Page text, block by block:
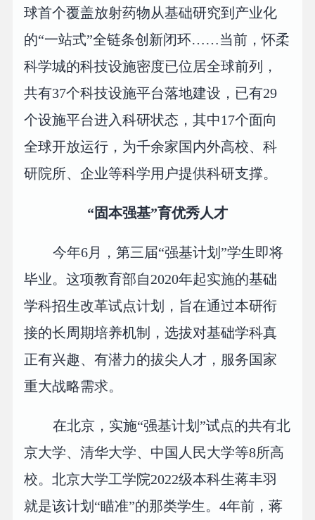
球首个覆盖放射药物从基础研究到产业化
的“一站式”全链条创新闭环……当前，怀柔
科学城的科技设施密度已位居全球前列，
共有37个科技设施平台落地建设，已有29
个设施平台进入科研状态，其中17个面向
全球开放运行，为千余家国内外高校、科
研院所、企业等科学用户提供科研支撑。
“固本强基”育优秀人才
今年6月，第三届“强基计划”学生即将
毕业。这项教育部自2020年起实施的基础
学科招生改革试点计划，旨在通过本研衔
接的长周期培养机制，选拔对基础学科真
正有兴趣、有潜力的拔尖人才，服务国家
重大战略需求。
在北京，实施“强基计划”试点的共有北
京大学、清华大学、中国人民大学等8所高
校。北京大学工学院2022级本科生蒋丰羽
就是该计划“瞄准”的那类学生。4年前，蒋